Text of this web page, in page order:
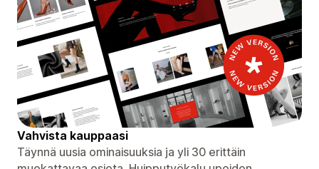
Vahvista kauppaasi
Täynnä uusia ominaisuuksia ja yli 30 erittäin